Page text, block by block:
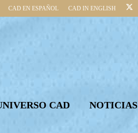
CAD EN ESPAÑOL CAD IN ENGLISH
CAD NOTICIAS